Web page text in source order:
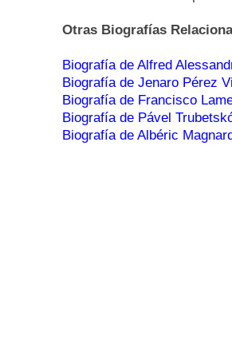
Otras Biografías
Biografía de Alfred
Biografía de Jenaro Pérez
Biografía de Francisco
Biografía de Pável
Biografía de Albéric